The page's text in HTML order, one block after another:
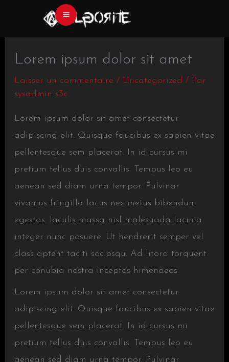
Lorem ipsum dolor sit amet
Laisser un commentaire / Uncategorized / Par
sysadmin s3c
Lorem ipsum dolor sit amet consectetur
adipiscing elit. Quisque faucibus ex sapien vitae
pellentesque sem placerat. In id cursus mi
pretium tellus duis convallis. Tempus leo eu
aenean sed diam urna tempor. Pulvinar
vivamus fringilla lacus nec metus bibendum
egestas. Iaculis massa nisl malesuada lacinia
integer nunc posuere. Ut hendrerit semper vel
class aptent taciti sociosqu. Ad litora torquent
per conubia nostra inceptos himenaeos.
Lorem ipsum dolor sit amet consectetur
adipiscing elit. Quisque faucibus ex sapien vitae
pellentesque sem placerat. In id cursus mi
pretium tellus duis convallis. Tempus leo eu
aenean sed diam urna tempor. Pulvinar